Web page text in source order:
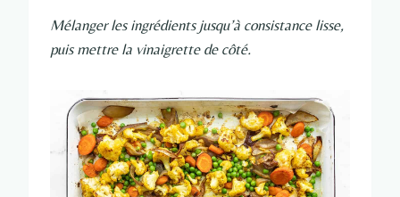
Mélanger les ingrédients jusqu’à consistance lisse,
puis mettre la vinaigrette de côté.